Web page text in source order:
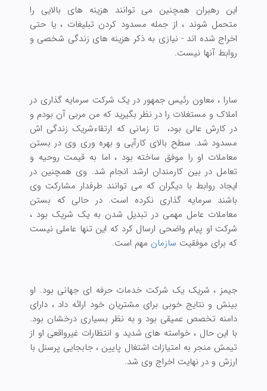
این رهبران همچنین می توانند هزینه های بالایی را
متحمل شوند ، از جمله مسدود کردن تبلیغات ، یا حتی
اخراج شده اند - نیازی به ذکر هزینه های زندگی شخصی و
روابط آنها نیست.
سارا ، معاون رئیس جمهور در یک شرکت سرمایه گذاری در
املاک و مستغلات را در نظر بگیرید که من مربی آن بودم و
در کارش عالی بود، تا زمانی که ارتقاءشریک زندگی اش
مسدود شد. سطح بالای کارآیی و بهره وری وی در بستن
معاملات او را موفق ساخته بود ، اما به قیمت روحیه و
تعامل در بین کارمندان ارشد انجام شد. وی همچنین در
ایجاد روابط با دیگران که می توانند طرفدار مشارکت وی
باشند سرمایه گذاری نکرده است. در حالی که بستن
معاملات عامل مهمی در تبدیل شدن به یک شریک بود ،
شرکت او پیام واضحی ارسال کرد که این تنها عاملی نیست
که برای موفقیت سازمان مهم است.
جیمز ، شریک یک شرکت خدمات حرفه ای جهانی بود. او
بینش و نتایج خوبی برای مشتریان خود ارائه داد ، دارای
دامنه تخصص عمیقی بود و به نظر بسیاری درخشان بود.
با این حال ، خواسته های شدید و انتظارات غیرواقعی او از
تیمش منجر به امتیازات اشتغال پایین ، جابجایی پرسنل با
ارزش و در نهایت اخراج وی شد.